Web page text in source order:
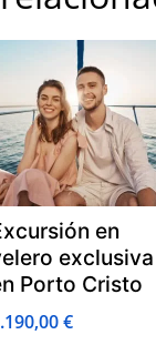
en
exclusiva
Porto Cristo
€